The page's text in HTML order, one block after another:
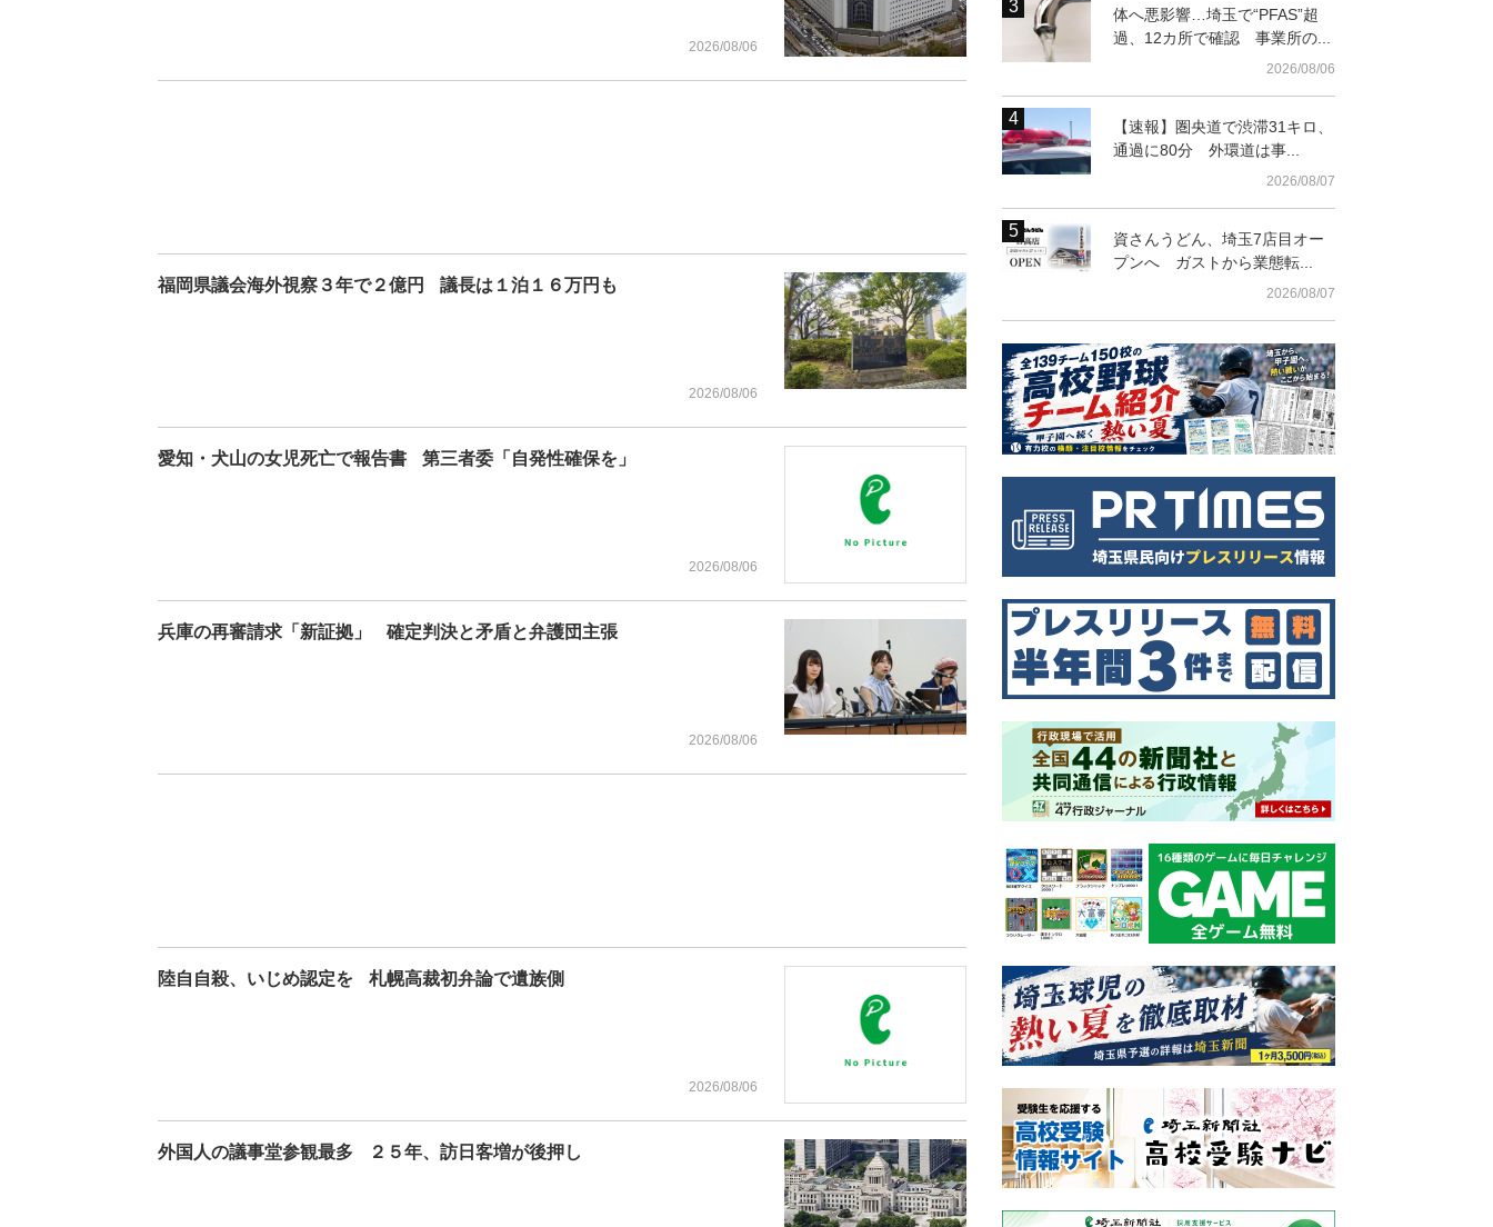
2026/08/06
福岡県議会海外視察３年で２億円 議長は１泊１６万円も
2026/08/06
愛知・犬山の女児死亡で報告書 第三者委「自発性確保を」
2026/08/06
兵庫の再審請求「新証拠」 確定判決と矛盾と弁護団主張
2026/08/06
陸自自殺、いじめ認定を 札幌高裁初弁論で遺族側
2026/08/06
外国人の議事堂参観最多 ２５年、訪日客増が後押し
体へ悪影響…埼玉で“PFAS”超
過、12カ所で確認 事業所の...
2026/08/06
【速報】圏央道で渋滞31キロ、
通過に80分 外環道は事...
2026/08/07
資さんうどん、埼玉7店目オー
プンへ ガストから業態転...
2026/08/07